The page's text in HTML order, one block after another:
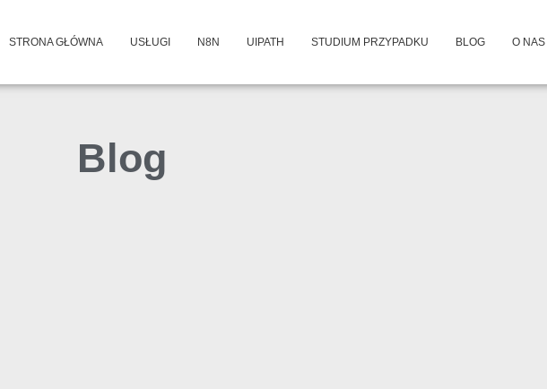
STRONA GŁÓWNA USŁUGI N8N UIPATH STUDIUM PRZYPADKU BLOG O NAS
Blog